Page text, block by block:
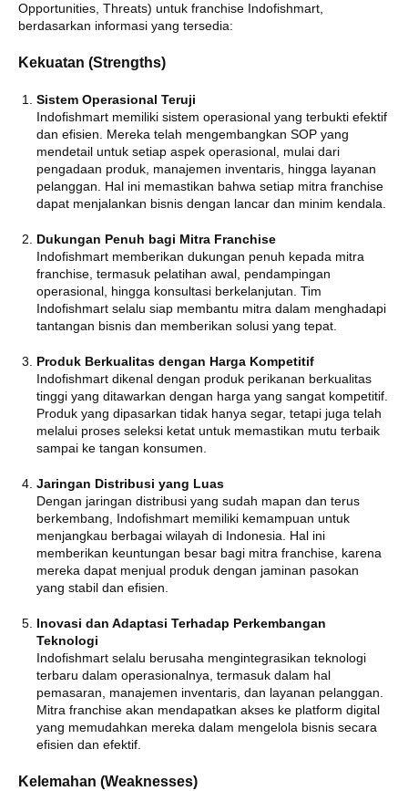
Opportunities, Threats) untuk franchise Indofishmart,
berdasarkan informasi yang tersedia:
Kekuatan (Strengths)
Sistem Operasional Teruji
Indofishmart memiliki sistem operasional yang terbukti efektif
dan efisien. Mereka telah mengembangkan SOP yang
mendetail untuk setiap aspek operasional, mulai dari
pengadaan produk, manajemen inventaris, hingga layanan
pelanggan. Hal ini memastikan bahwa setiap mitra franchise
dapat menjalankan bisnis dengan lancar dan minim kendala.
Dukungan Penuh bagi Mitra Franchise
Indofishmart memberikan dukungan penuh kepada mitra
franchise, termasuk pelatihan awal, pendampingan
operasional, hingga konsultasi berkelanjutan. Tim
Indofishmart selalu siap membantu mitra dalam menghadapi
tantangan bisnis dan memberikan solusi yang tepat.
Produk Berkualitas dengan Harga Kompetitif
Indofishmart dikenal dengan produk perikanan berkualitas
tinggi yang ditawarkan dengan harga yang sangat kompetitif.
Produk yang dipasarkan tidak hanya segar, tetapi juga telah
melalui proses seleksi ketat untuk memastikan mutu terbaik
sampai ke tangan konsumen.
Jaringan Distribusi yang Luas
Dengan jaringan distribusi yang sudah mapan dan terus
berkembang, Indofishmart memiliki kemampuan untuk
menjangkau berbagai wilayah di Indonesia. Hal ini
memberikan keuntungan besar bagi mitra franchise, karena
mereka dapat menjual produk dengan jaminan pasokan
yang stabil dan efisien.
Inovasi dan Adaptasi Terhadap Perkembangan
Teknologi
Indofishmart selalu berusaha mengintegrasikan teknologi
terbaru dalam operasionalnya, termasuk dalam hal
pemasaran, manajemen inventaris, dan layanan pelanggan.
Mitra franchise akan mendapatkan akses ke platform digital
yang memudahkan mereka dalam mengelola bisnis secara
efisien dan efektif.
Kelemahan (Weaknesses)